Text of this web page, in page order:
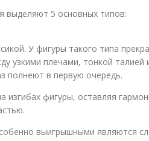
выделяют 5 основных типов:
У фигуры такого типа
узкими плечами, тонкой
полнеют в первую очередь.
изгибах фигуры, оставляя
выигрышными являются